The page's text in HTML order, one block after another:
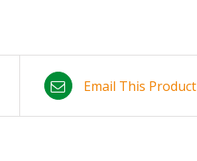
Email This Product